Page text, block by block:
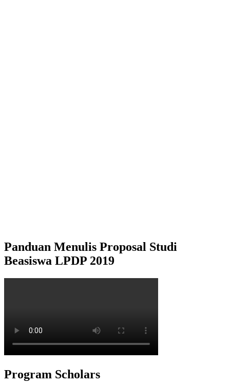
Panduan Menulis Proposal Studi
Beasiswa LPDP 2019
Program Scholars